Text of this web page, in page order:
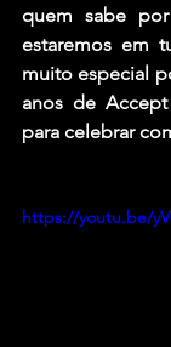
quem sabe
estaremos em
muito especial
anos de
para celebrar
https://youtu.be/